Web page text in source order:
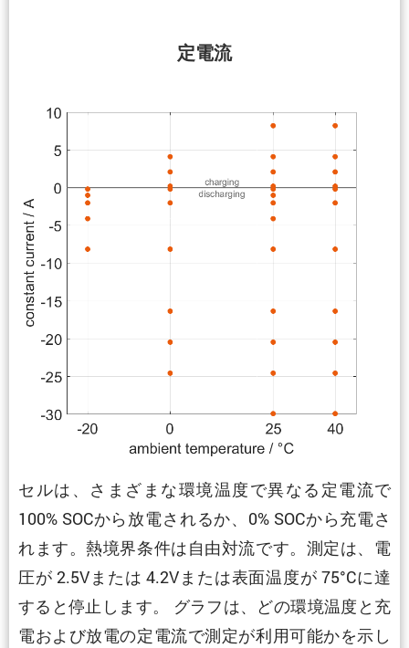
定電流
セルは、さまざまな環境温度で異なる定電流で
100% SOCから放電されるか、0% SOCから充電さ
れます。熱境界条件は自由対流です。測定は、電
圧が 2.5Vまたは 4.2Vまたは表面温度が 75°Cに達
すると停止します。 グラフは、どの環境温度と充
電および放電の定電流で測定が利用可能かを示し